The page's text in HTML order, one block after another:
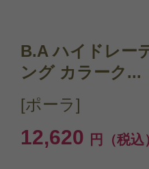
B.A ハイドレー
ング カラーク...
[ポーラ]
12,620 円（税込